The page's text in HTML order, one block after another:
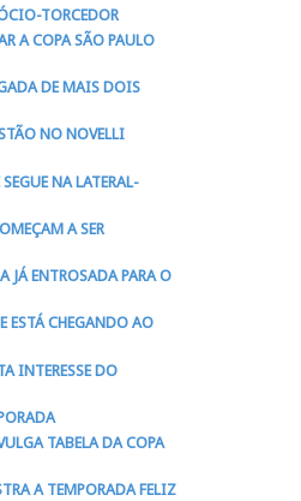
TORCEDOR
A COPA SÃO PAULO
DE MAIS DOIS
NO NOVELLI
NA LATERAL-
A SER
JÁ ENTROSADA PARA O
ESTÁ CHEGANDO AO
INTERESSE DO
TABELA DA COPA
A TEMPORADA FELIZ